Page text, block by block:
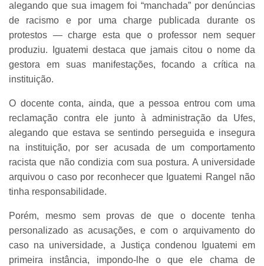
alegando que sua imagem foi “manchada” por denúncias
de racismo e por uma charge publicada durante os
protestos — charge esta que o professor nem sequer
produziu. Iguatemi destaca que jamais citou o nome da
gestora em suas manifestações, focando a crítica na
instituição.
O docente conta, ainda, que a pessoa entrou com uma
reclamação contra ele junto à administração da Ufes,
alegando que estava se sentindo perseguida e insegura
na instituição, por ser acusada de um comportamento
racista que não condizia com sua postura. A universidade
arquivou o caso por reconhecer que Iguatemi Rangel não
tinha responsabilidade.
Porém, mesmo sem provas de que o docente tenha
personalizado as acusações, e com o arquivamento do
caso na universidade, a Justiça condenou Iguatemi em
primeira instância, impondo-lhe o que ele chama de